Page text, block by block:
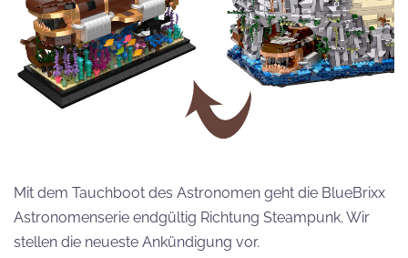
Mit dem Tauchboot des Astronomen geht die BlueBrixx
Astronomenserie endgültig Richtung Steampunk. Wir
stellen die neueste Ankündigung vor.